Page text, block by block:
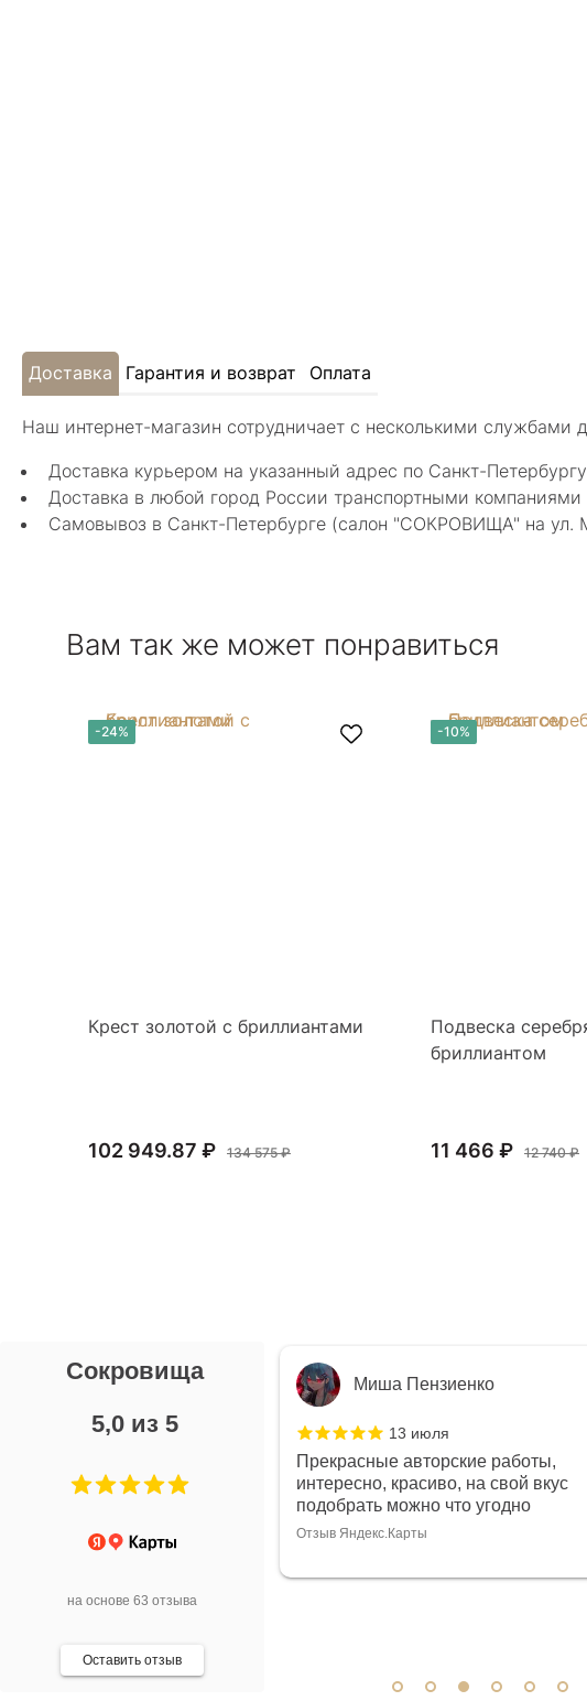
Доставка Гарантия и возврат Оплата
Наш интернет-магазин сотрудничает с несколькими
Доставка курьером на указанный адрес по Санкт-Петербургу
Доставка в любой город России транспортными
Самовывоз в Санкт-Петербурге (салон "СОКРОВИЩА" на ул.
Вам так же может понравиться
-24%
Крест золотой с бриллиантами
102 949.87 ₽ 134 575 ₽
-10%
Подвеска
бриллиантом
11 466 ₽ 12 740 ₽
Сокровища
5,0 из 5
на основе 63 отзыва
Оставить отзыв
и завораживает
Миша Пензиенко
13 июля
Прекрасные авторские работы,
интересно, красиво, на свой вкус
подобрать можно что угодно
Отзыв Яндекс.Карты